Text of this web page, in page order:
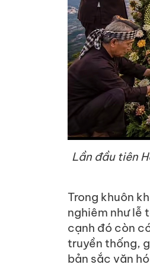
Lần đầu tiên
Trong khuôn
nghiêm như lễ
cạnh đó còn
truyền thống,
bản sắc văn